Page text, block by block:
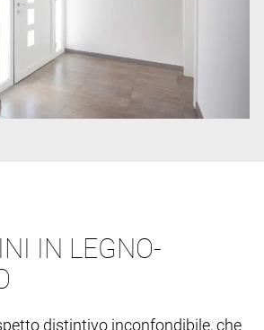
IN LEGNO-
distintivo inconfondibile, che